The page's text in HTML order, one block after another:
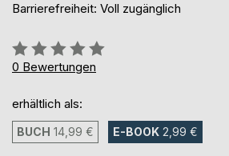
Barrierefreiheit: Voll zugänglich
Bewertung::
0%
0 Bewertungen
erhältlich als:
BUCH 14,99 € E-BOOK 2,99 €